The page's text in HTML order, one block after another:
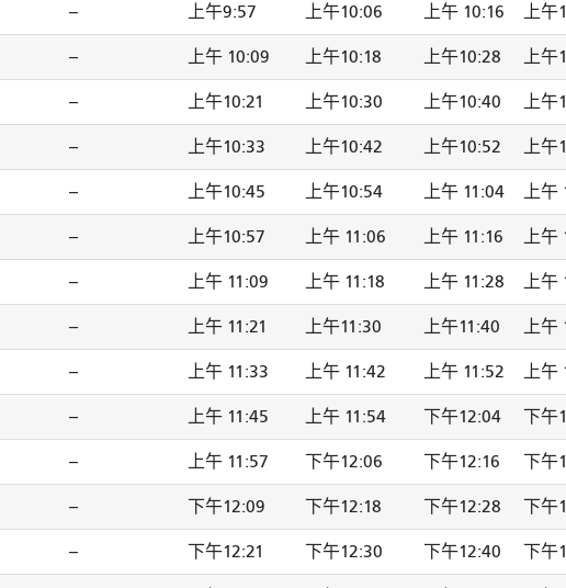
-- 上午9:57 上午10:06 上午 10:16 上午
-- 上午 10:09 上午10:18 上午10:28 上午
-- 上午10:21 上午10:30 上午10:40 上午
-- 上午10:33 上午10:42 上午10:52 上午
-- 上午10:45 上午10:54 上午 11:04 上午
-- 上午10:57 上午 11:06 上午 11:16 上午
-- 上午 11:09 上午 11:18 上午 11:28 上午
-- 上午 11:21 上午11:30 上午11:40 上午
-- 上午 11:33 上午 11:42 上午 11:52 上午
-- 上午 11:45 上午 11:54 下午12:04 下午
-- 上午 11:57 下午12:06 下午12:16 下午
-- 下午12:09 下午12:18 下午12:28 下午
-- 下午12:21 下午12:30 下午12:40 下午